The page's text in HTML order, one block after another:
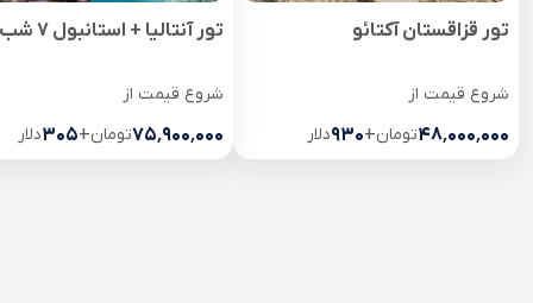
تور قزاقستان آکتائو
شروع قیمت از
۴۸٬۰۰۰٬۰۰۰تومان+۹۳۰دلار
تور آنتالیا + استانبول 7 شب
شروع قیمت از
۷۵٬۹۰۰٬۰۰۰تومان+۳۰۵دلار